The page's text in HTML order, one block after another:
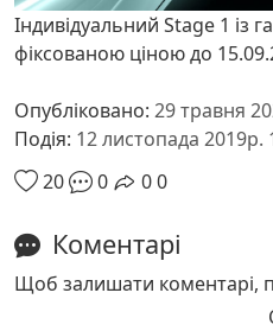
Індивідуальний Stage 1 із
фіксованою ціною до
Опубліковано: 29 травня
Подія: 12 листопада 2019р.
20
0 00
Коментарі
Щоб залишати коментарі,